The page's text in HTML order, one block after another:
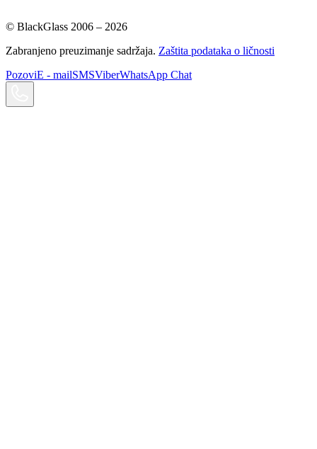
© BlackGlass 2006 – 2026
Zabranjeno preuzimanje sadržaja. Zaštita podataka o ličnosti
PozoviE - mailSMSViberWhatsApp Chat